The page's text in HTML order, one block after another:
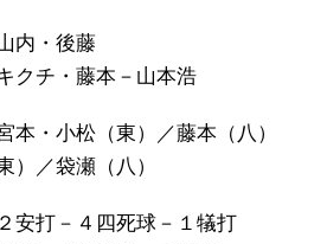
内・後藤
クチ・藤本－山本浩
本・小松（東）／藤本（八）
）／袋瀬（八）
安打－４四死球－１犠打